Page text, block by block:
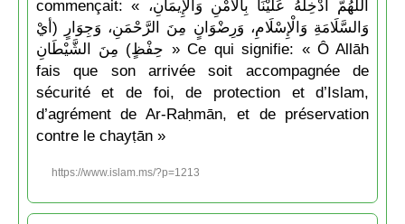
commençait: « اللَّهُمَّ أَدْخِلْهُ عَلَيْنَا بِالْأَمْنِ وَالْإِيمَانِ،
وَالسَّلَامَةِ وَالْإِسْلَامِ، وَرِضْوَانٍ مِنَ الرَّحْمَنِ، وَجِوَارٍ (أيْ
حِفْظٍ) مِنَ الشَّيْطَانِ » Ce qui signifie: « Ô Allāh
fais que son arrivée soit accompagnée de
sécurité et de foi, de protection et d’Islam,
d’agrément de Ar-Raḥmān, et de préservation
contre le chayṭān »
https://www.islam.ms/?p=1213